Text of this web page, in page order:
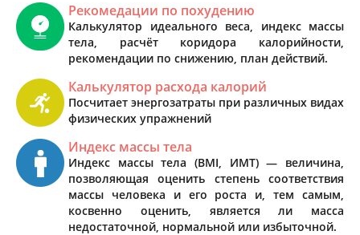
Рекомедации по похудению
Калькулятор идеального веса, индекс массы
тела, расчёт коридора калорийности,
рекомендации по снижению, план действий.
Калькулятор расхода калорий
Посчитает энергозатраты при различных видах
физических упражнений
Индекс массы тела
Индекс массы тела (BMI, ИМТ) — величина,
позволяющая оценить степень соответствия
массы человека и его роста и, тем самым,
косвенно оценить, является ли масса
недостаточной, нормальной или избыточной.